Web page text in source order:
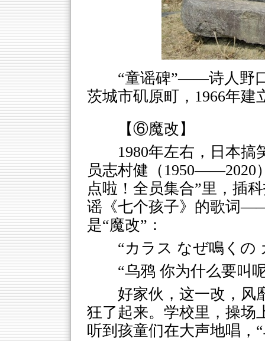
“童谣碑”——诗人野
茨城市矶原町，1966年建
【⑥魔改】
1980年左右，日本搞
员志村健（1950——2020
点啦！全员集合”里，插
谣《七个孩子》的歌词
是“魔改”：
“カラス なぜ鳴く
“乌鸦 你为什么要叫
好家伙，这一改，风
狂了起来。学校里，操场
听到孩童们在大声地唱，